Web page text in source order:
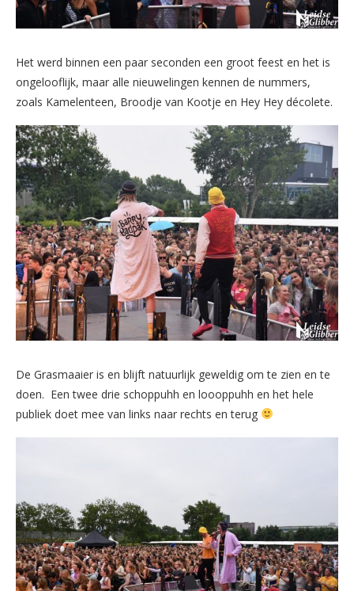
Het werd binnen een paar seconden een groot feest en het is
ongelooflijk, maar alle nieuwelingen kennen de nummers,
zoals Kamelenteen, Broodje van Kootje en Hey Hey décolete.
De Grasmaaier is en blijft natuurlijk geweldig om te zien en te
doen. Een twee drie schoppuhh en loooppuhh en het hele
publiek doet mee van links naar rechts en terug